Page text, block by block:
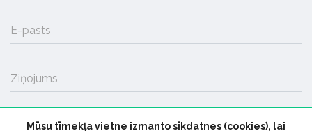
E-pasts
Ziņojums
Mūsu tīmekļa vietne izmanto sīkdatnes (cookies), lai